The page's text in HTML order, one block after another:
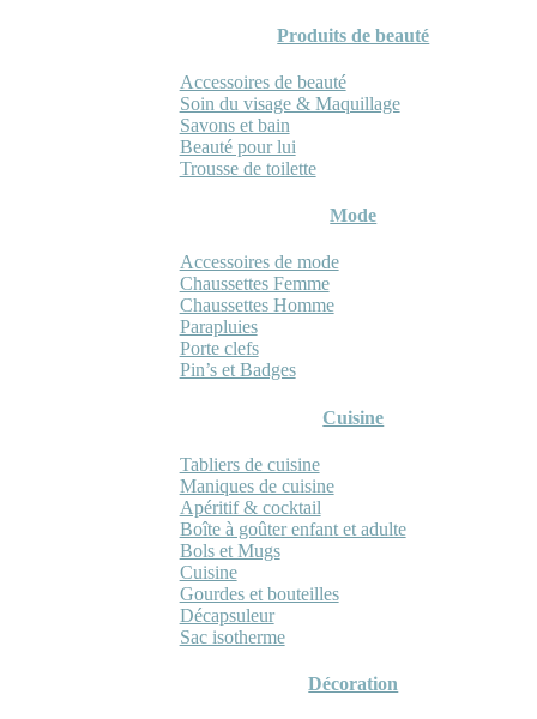
Produits de beauté
Accessoires de beauté
Soin du visage & Maquillage
Savons et bain
Beauté pour lui
Trousse de toilette
Mode
Accessoires de mode
Chaussettes Femme
Chaussettes Homme
Parapluies
Porte clefs
Pin’s et Badges
Cuisine
Tabliers de cuisine
Maniques de cuisine
Apéritif & cocktail
Boîte à goûter enfant et adulte
Bols et Mugs
Cuisine
Gourdes et bouteilles
Décapsuleur
Sac isotherme
Décoration